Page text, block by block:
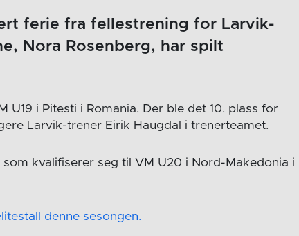
ferie fra fellestrening for Larvik-
Nora Rosenberg, har spilt
U19 i Pitesti i Romania. Der ble det 10. plass for
Larvik-trener Eirik Haugdal i trenerteamet.
kvalifiserer seg til VM U20 i Nord-Makedonia i
denne sesongen.